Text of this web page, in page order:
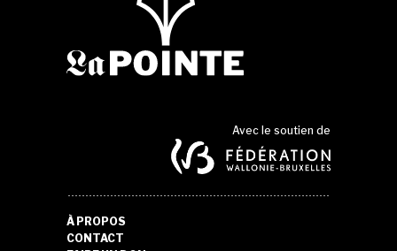
Avec le soutien de
À PROPOS
CONTACT